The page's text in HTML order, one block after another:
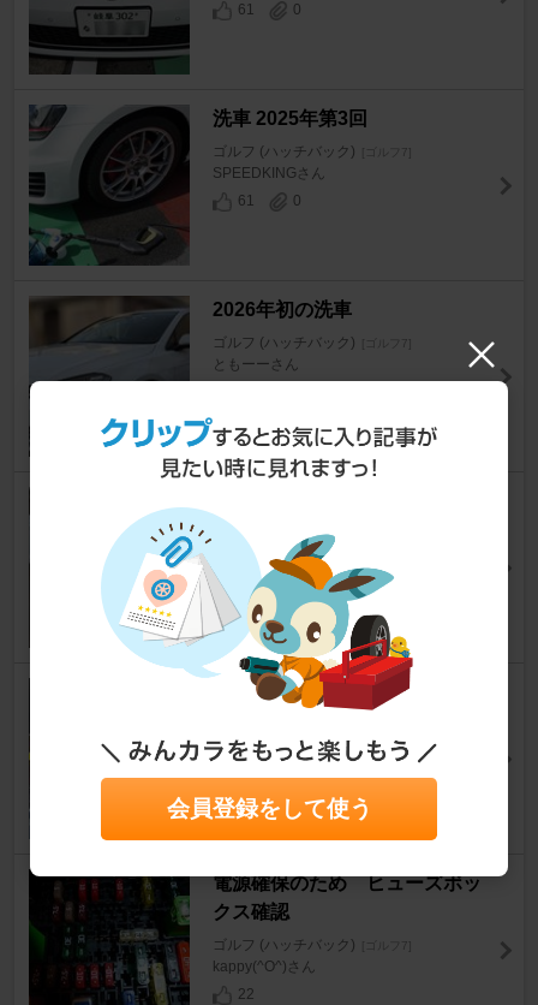
61
0
洗車 2025年第3回
ゴルフ (ハッチバック) [ゴルフ7]
SPEEDKINGさん
61
0
2026年初の洗車
ゴルフ (ハッチバック) [ゴルフ7]
ともーーさん
ゴルフ (ハッチバック)
ともーーさん
0
バッテリー交換後の警告の嵐が
ゴルフ (ハッチバック) [ゴルフ7]
zrx164さん
58
電源確保のため ヒューズボッ
クス確認
ゴルフ (ハッチバック) [ゴルフ7]
kappy(^O^)さん
22
会員登録をして使う